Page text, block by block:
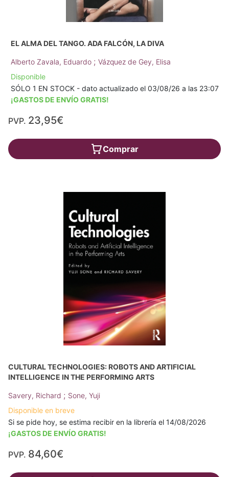
EL ALMA DEL TANGO. ADA FALCÓN, LA DIVA
Alberto Zavala, Eduardo ; Vázquez de Gey, Elisa
Disponible
SÓLO 1 EN STOCK - dato actualizado el 03/08/26 a las 23:07
¡GASTOS DE ENVÍO GRATIS!
PVP. 23,95€
Comprar
CULTURAL TECHNOLOGIES: ROBOTS AND ARTIFICIAL
INTELLIGENCE IN THE PERFORMING ARTS
Savery, Richard ; Sone, Yuji
Disponible en breve
Si se pide hoy, se estima recibir en la librería el 14/08/2026
¡GASTOS DE ENVÍO GRATIS!
PVP. 84,60€